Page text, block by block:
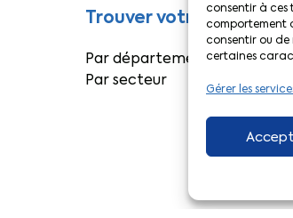
consentir à ces
comportement
consentir ou
certaines
Gérer les
Trouver votre contact
Par département
Par secteur